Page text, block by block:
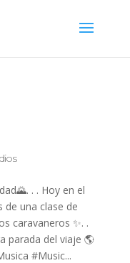
. . Hoy en el
de una clase de
caravaneros ✨. .
parada del viaje 🌎
#Music...